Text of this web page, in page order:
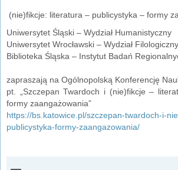
(nie)fikcje: literatura – publicystyka – formy
Uniwersytet Śląski – Wydział Humanistyczny
Uniwersytet Wrocławski – Wydział Filologiczny
Biblioteka Śląska – Instytut Badań
zapraszają na Ogólnopolską Konferencję
pt. „Szczepan Twardoch i (nie)fikcje –
formy zaangażowania”
https://bs.katowice.pl/szczepan-twardoch-i-
publicystyka-formy-zaangazowania/